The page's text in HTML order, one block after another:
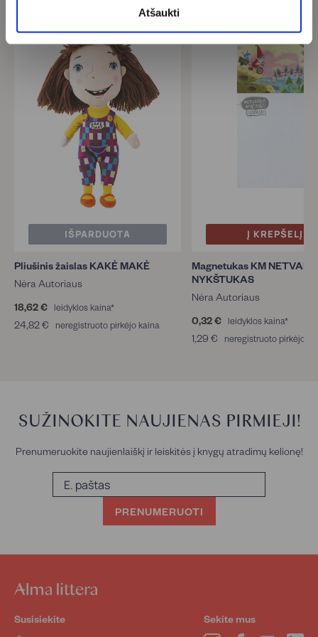
Atšaukti
IŠPARDUOTA
Pliušinis žaislas KAKĖ MAKĖ
Nėra Autoriaus
18,62 €
leidyklos kaina*
24,82 € 2neregistruoto pirkėjo kaina
Į KREPŠELĮ
Magnetukas KM
NYKŠTUKAS
Nėra Autoriaus
0,32 € 0
,
leidyklos kaina*
1,29 € neregistruoto pirkėjo
SUŽINOKITE NAUJIENAS PIRMIEJI!
Prenumeruokite naujienlaiškį ir leiskitės į knygų atradimų kelionę!
PRENUMERUOTI
Susisiekite
Sekite mus